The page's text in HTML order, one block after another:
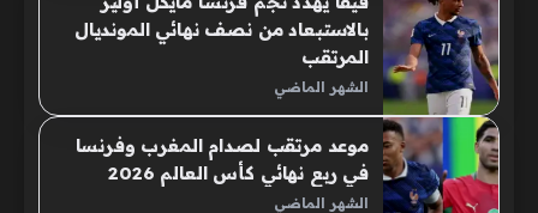
بالاستبعاد من نصف نهائي المونديال
المرتقب
الشهر الماضي
موعد مرتقب لصدام المغرب وفرنسا
في ربع نهائي كأس العالم 2026
الشهر الماضي